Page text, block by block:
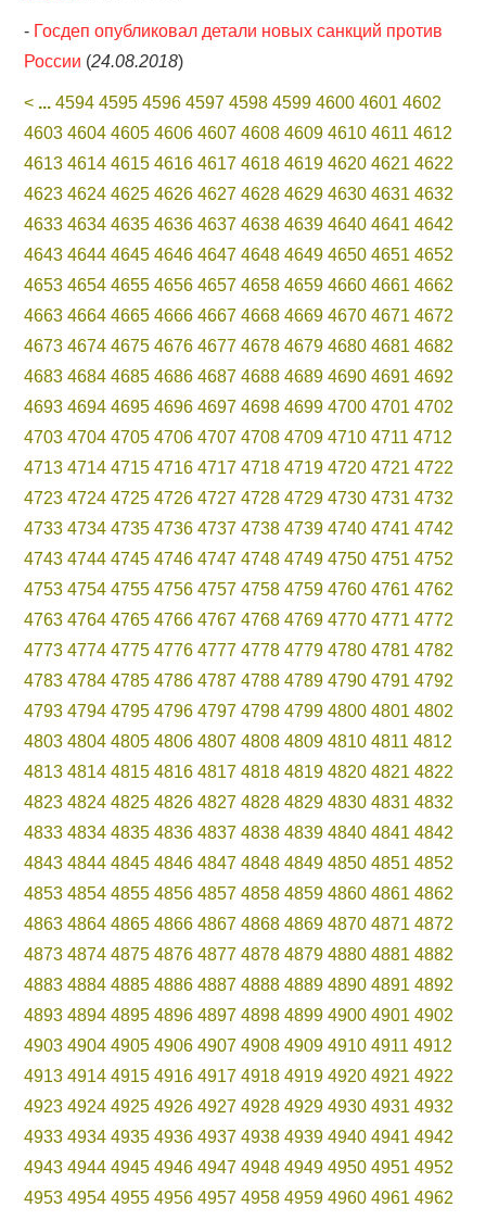
- Госдеп опубликовал детали новых санкций против
России (24.08.2018)
< ... 4594 4595 4596 4597 4598 4599 4600 4601 4602
4603 4604 4605 4606 4607 4608 4609 4610 4611 4612
4613 4614 4615 4616 4617 4618 4619 4620 4621 4622
4623 4624 4625 4626 4627 4628 4629 4630 4631 4632
4633 4634 4635 4636 4637 4638 4639 4640 4641 4642
4643 4644 4645 4646 4647 4648 4649 4650 4651 4652
4653 4654 4655 4656 4657 4658 4659 4660 4661 4662
4663 4664 4665 4666 4667 4668 4669 4670 4671 4672
4673 4674 4675 4676 4677 4678 4679 4680 4681 4682
4683 4684 4685 4686 4687 4688 4689 4690 4691 4692
4693 4694 4695 4696 4697 4698 4699 4700 4701 4702
4703 4704 4705 4706 4707 4708 4709 4710 4711 4712
4713 4714 4715 4716 4717 4718 4719 4720 4721 4722
4723 4724 4725 4726 4727 4728 4729 4730 4731 4732
4733 4734 4735 4736 4737 4738 4739 4740 4741 4742
4743 4744 4745 4746 4747 4748 4749 4750 4751 4752
4753 4754 4755 4756 4757 4758 4759 4760 4761 4762
4763 4764 4765 4766 4767 4768 4769 4770 4771 4772
4773 4774 4775 4776 4777 4778 4779 4780 4781 4782
4783 4784 4785 4786 4787 4788 4789 4790 4791 4792
4793 4794 4795 4796 4797 4798 4799 4800 4801 4802
4803 4804 4805 4806 4807 4808 4809 4810 4811 4812
4813 4814 4815 4816 4817 4818 4819 4820 4821 4822
4823 4824 4825 4826 4827 4828 4829 4830 4831 4832
4833 4834 4835 4836 4837 4838 4839 4840 4841 4842
4843 4844 4845 4846 4847 4848 4849 4850 4851 4852
4853 4854 4855 4856 4857 4858 4859 4860 4861 4862
4863 4864 4865 4866 4867 4868 4869 4870 4871 4872
4873 4874 4875 4876 4877 4878 4879 4880 4881 4882
4883 4884 4885 4886 4887 4888 4889 4890 4891 4892
4893 4894 4895 4896 4897 4898 4899 4900 4901 4902
4903 4904 4905 4906 4907 4908 4909 4910 4911 4912
4913 4914 4915 4916 4917 4918 4919 4920 4921 4922
4923 4924 4925 4926 4927 4928 4929 4930 4931 4932
4933 4934 4935 4936 4937 4938 4939 4940 4941 4942
4943 4944 4945 4946 4947 4948 4949 4950 4951 4952
4953 4954 4955 4956 4957 4958 4959 4960 4961 4962